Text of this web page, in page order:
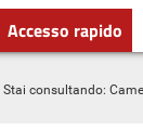
Accesso rapido
Stai consultando: